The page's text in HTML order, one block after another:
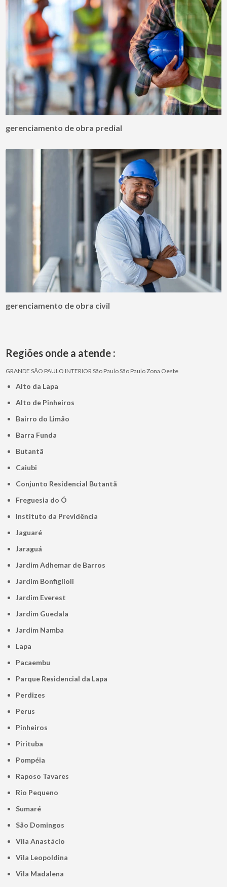
gerenciamento de obra predial
gerenciamento de obra civil
Regiões onde a atende :
GRANDE SÃO PAULO INTERIORSão PauloSão PauloZona Oeste
Alto da Lapa
Alto de Pinheiros
Bairro do Limão
Barra Funda
Butantã
Caiubi
Conjunto Residencial Butantã
Freguesia do Ó
Instituto da Previdência
Jaguaré
Jaraguá
Jardim Adhemar de Barros
Jardim Bonfiglioli
Jardim Everest
Jardim Guedala
Jardim Namba
Lapa
Pacaembu
Parque Residencial da Lapa
Perdizes
Perus
Pinheiros
Pirituba
Pompéia
Raposo Tavares
Rio Pequeno
Sumaré
São Domingos
Vila Anastácio
Vila Leopoldina
Vila Madalena